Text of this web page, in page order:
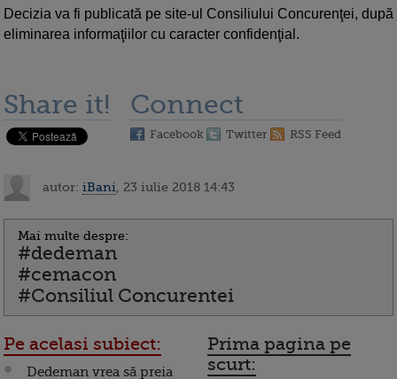
Decizia va fi publicată pe site-ul Consiliului Concurenţei, după
eliminarea informaţiilor cu caracter confidenţial.
Share it! Connect
Facebook Twitter RSS Feed
autor: iBani , 23 iulie 2018 14:43
Mai multe despre:
#dedeman
#cemacon
#Consiliul Concurentei
Pe acelasi subiect:
Dedeman vrea să preia
Prima pagina pe
scurt: